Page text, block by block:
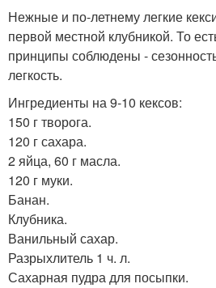
Нежные и по-летнему легкие
первой местной клубникой. То
принципы соблюдены -
легкость.
Ингредиенты на 9-10 кексов:
150 г творога.
120 г сахара.
2 яйца, 60 г масла.
120 г муки.
Банан.
Клубника.
Ванильный сахар.
Разрыхлитель 1 ч. л.
Сахарная пудра для посыпки.